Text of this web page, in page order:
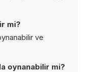
mi?
ve
oynanabilir mi?